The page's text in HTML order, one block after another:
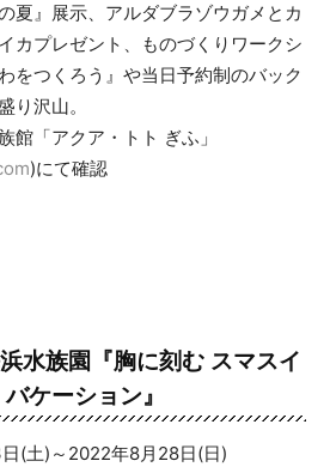
夏』展示、アルダブラゾウガメとカ
カプレゼント、ものづくりワークシ
をつくろう』や当日予約制のバック
り沢山。
館「アクア・トト ぎふ」
)にて確認
水族園 『胸に刻む スマスイ
ケーション』
(土)～2022年8月28日(日)